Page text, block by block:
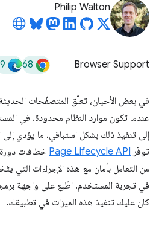
Philip Walton
Browser Support
68
في بعض الأحيان، تعلّق المتصفّحات
عندما تكون موارد النظام محدودة. في
إلى تنفيذ ذلك بشكل استباقي، ما يؤدي إلى
توفّر Page Lifecycle API خطافات
من التعامل بأمان مع هذه الإجراءات التي
في تجربة المستخدم. اطّلِع على واجهة
كان عليك تنفيذ هذه الميزات في تطبيقك.